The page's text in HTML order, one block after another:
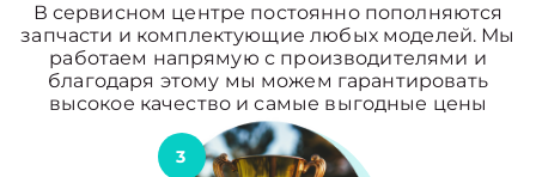
В сервисном центре постоянно пополняются
запчасти и комплектующие любых моделей. Мы
работаем напрямую с производителями и
благодаря этому мы можем гарантировать
высокое качество и самые выгодные цены
3